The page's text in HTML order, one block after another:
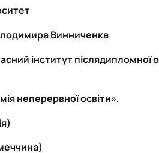
Винниченка
інститут післядипломної
неперервної освіти»,